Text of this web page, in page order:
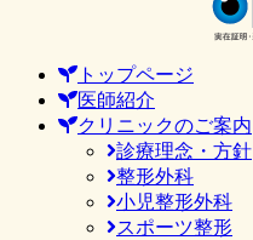
トップページ
医師紹介
クリニックのご案内
診療理念・方針
整形外科
小児整形外科
スポーツ整形